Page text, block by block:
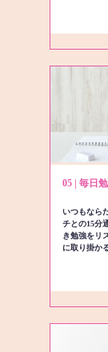
05 | 毎日
いつもなら
チとの15分
き勉強をリ
に取り掛か